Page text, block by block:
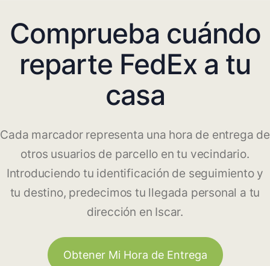
Comprueba cuándo
reparte FedEx a tu
casa
Cada marcador representa una hora de entrega de
otros usuarios de parcello en tu vecindario.
Introduciendo tu identificación de seguimiento y
tu destino, predecimos tu llegada personal a tu
dirección en Iscar.
Obtener Mi Hora de Entrega